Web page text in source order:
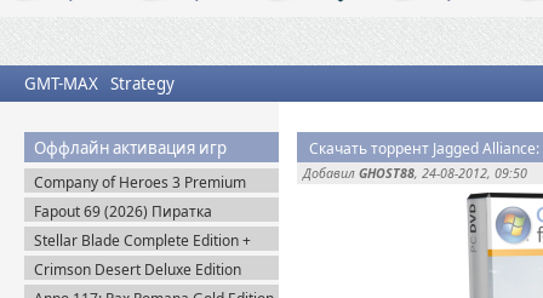
GMT-MAX Strategy
Оффлайн активация игр
Company of Heroes 3 Premium
Edition (2023) RePack
Fapout 69 (2026) Пиратка
Stellar Blade Complete Edition +
Все DLC (2025) Пиратка
Crimson Desert Deluxe Edition
v.1.14.0 (2026) Portable
Скачать торрент Jagged
Добавил GHOST88, 24-08-2012, 09:50